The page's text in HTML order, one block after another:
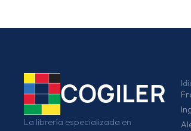
COGILER
La librería especializada en